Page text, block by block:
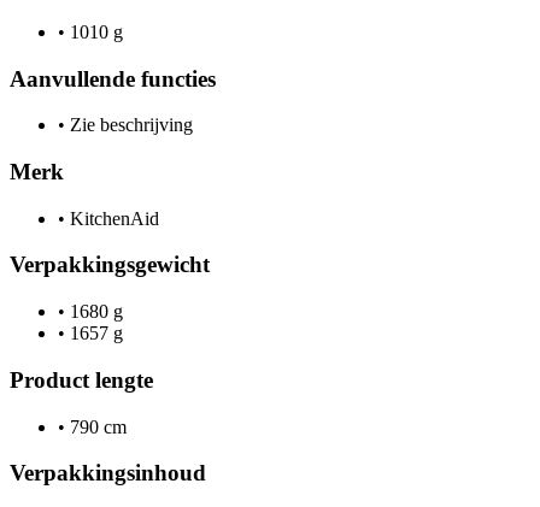
• 1010 g
Aanvullende functies
• Zie beschrijving
Merk
• KitchenAid
Verpakkingsgewicht
• 1680 g
• 1657 g
Product lengte
• 790 cm
Verpakkingsinhoud